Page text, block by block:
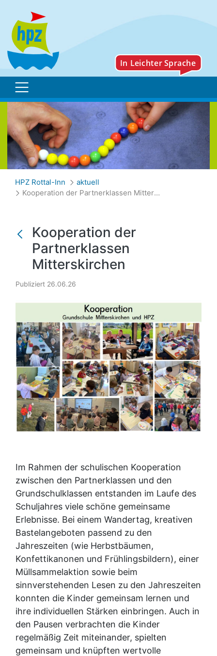
Kooperation der
HPZ Rottal-Inn
aktuell
Kooperation der Partnerklassen Mitterskirchen
Kooperation der
Partnerklassen
Mitterskirchen
Publiziert 26.06.26
Im Rahmen der schulischen Kooperation
zwischen den Partnerklassen und den
Grundschulklassen entstanden im Laufe des
Schuljahres viele schöne gemeinsame
Erlebnisse. Bei einem Wandertag, kreativen
Bastelangeboten passend zu den
Jahreszeiten (wie Herbstbäumen,
Konfettikanonen und Frühlingsbildern), einer
Müllsammelaktion sowie beim
sinnverstehenden Lesen zu den Jahreszeiten
konnten die Kinder gemeinsam lernen und
ihre individuellen Stärken einbringen. Auch in
den Pausen verbrachten die Kinder
regelmäßig Zeit miteinander, spielten
gemeinsam und knüpften wertvolle